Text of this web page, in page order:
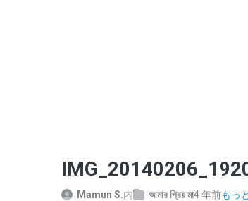
Mamun S.内 আমার প্রিয় মা4 年前もっ